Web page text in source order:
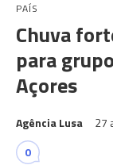
PAÍS
Chuva
para
Açores
Agência Lusa 27
0